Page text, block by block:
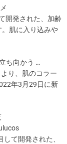
開発された、加齢
肌に入り込みや
ち向かう …
り、肌のコラー
年3月29日に新
て開発された、